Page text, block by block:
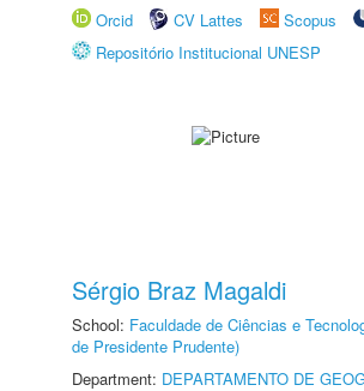
Orcid
CV Lattes Scopus
Repositório Institucional UNESP
Sérgio Braz Magaldi
School: Faculdade de Ciências e
de Presidente Prudente)
Department: DEPARTAMENTO DE